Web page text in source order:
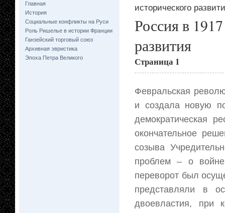
Главная
История
Социальные конфликты на Руси
Роль Ришелье в истории Франции
Ганзейский торговый союз
Архивная эвристика
Эпоха Петра Великого
исторического
Россия в
развития
Страница 1
Февральская
и создала новую
демократическая
окончательное
созыва
проблем – о
переворот был
представляли в
двоевластия, при